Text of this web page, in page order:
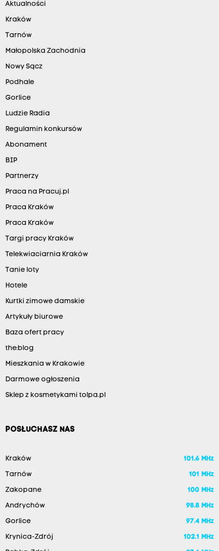
Aktualności
Kraków
Tarnów
Małopolska Zachodnia
Nowy Sącz
Podhale
Gorlice
Ludzie Radia
Regulamin konkursów
Abonament
BIP
Partnerzy
Praca na Pracuj.pl
Praca Kraków
Praca Kraków
Targi pracy Kraków
Telekwiaciarnia Kraków
Tanie loty
Hotele
Kurtki zimowe damskie
Artykuły biurowe
Baza ofert pracy
the:blog
Mieszkania w Krakowie
Darmowe ogłoszenia
Sklep z kosmetykami tolpa.pl
POSŁUCHASZ NAS
Kraków 101.6 MHz
Tarnów 101 MHz
Zakopane 100 MHz
Andrychów 98.8 MHz
Gorlice 97.4 MHz
Krynica-Zdrój 102.1 MHz